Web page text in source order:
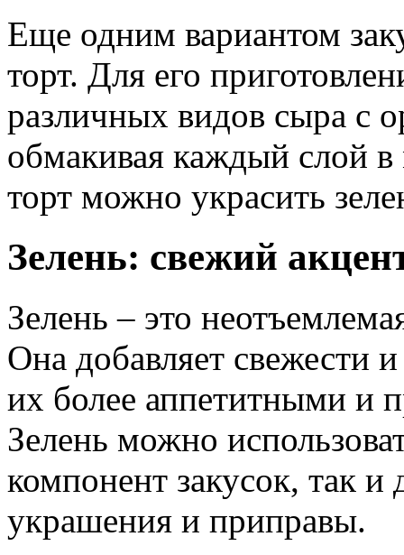
Еще одним вариантом
торт. Для его
различных видов сыра с
обмакивая каждый слой
торт можно украсить
Зелень: свежий
Зелень – это
Она добавляет свежести
их более аппетитными и
Зелень можно
компонент закусок, так и
украшения и приправы.